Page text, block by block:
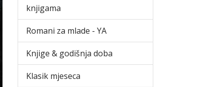
knjigama
Romani za mlade - YA
Knjige & godišnja doba
Klasik mjeseca